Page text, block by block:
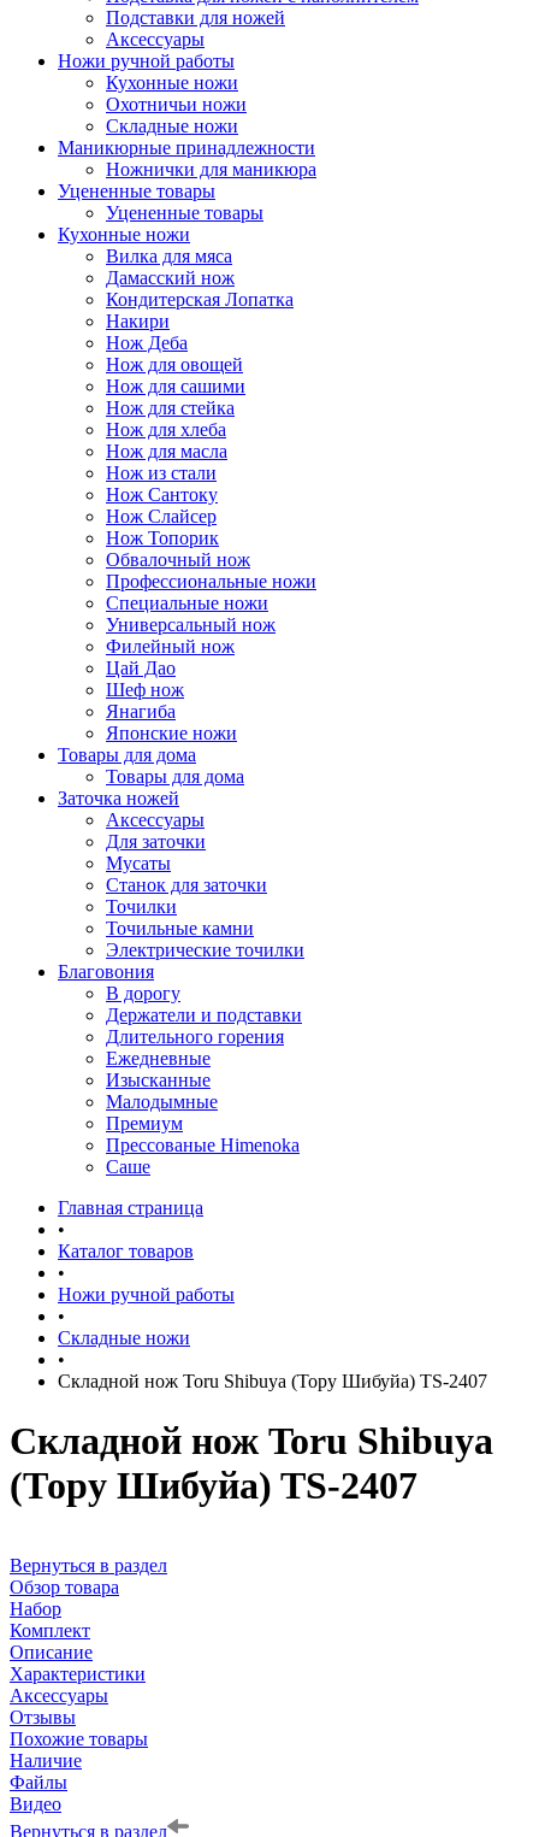
Подставки для ножей
Аксессуары
Ножи ручной работы
Кухонные ножи
Охотничьи ножи
Складные ножи
Маникюрные принадлежности
Ножнички для маникюра
Уцененные товары
Уцененные товары
Кухонные ножи
Вилка для мяса
Дамасский нож
Кондитерская Лопатка
Накири
Нож Деба
Нож для овощей
Нож для сашими
Нож для стейка
Нож для хлеба
Нож для масла
Нож из стали
Нож Сантоку
Нож Слайсер
Нож Топорик
Обвалочный нож
Профессиональные ножи
Специальные ножи
Универсальный нож
Филейный нож
Цай Дао
Шеф нож
Янагиба
Японские ножи
Товары для дома
Товары для дома
Заточка ножей
Аксессуары
Для заточки
Мусаты
Станок для заточки
Точилки
Точильные камни
Электрические точилки
Благовония
В дорогу
Держатели и подставки
Длительного горения
Ежедневные
Изысканные
Малодымные
Премиум
Прессованые Himenoka
Саше
Главная страница
•
Каталог товаров
•
Ножи ручной работы
•
Складные ножи
•
Складной нож Toru Shibuya (Тору Шибуйа) TS-2407
Складной нож Toru Shibuya
(Тору Шибуйа) TS-2407
Вернуться в раздел
Обзор товара
Набор
Комплект
Описание
Характеристики
Аксессуары
Отзывы
Похожие товары
Наличие
Файлы
Видео
Вернуться в раздел